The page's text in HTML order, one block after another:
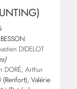
DIDELOT
DORÉ,Arthur
(Renfort), Valérie